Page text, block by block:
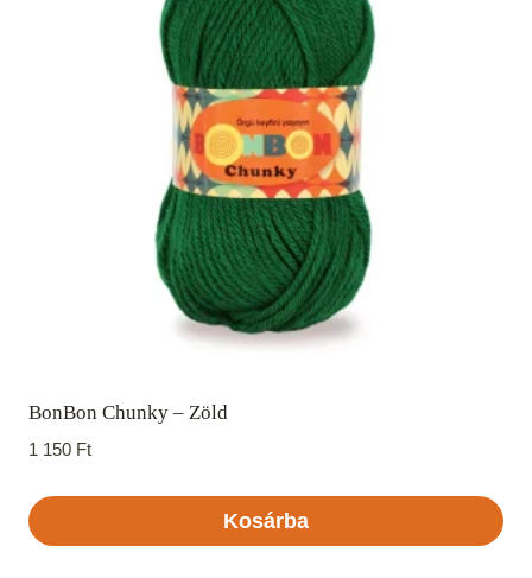
BonBon Chunky – Zöld
1 150 Ft
Kosárba